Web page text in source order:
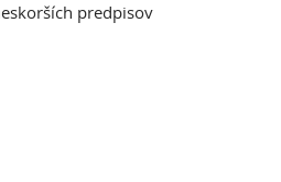
predpisov